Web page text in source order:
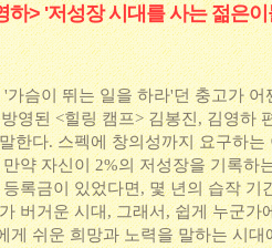
하> '저성장 시대를 사는 젊은
가슴이 뛰는 일을 하라'던 충고가
영된 <힐링 캠프> 김봉진, 김영하
한다. 스펙에 창의성까지 요구하
약 자신이 2%의 저성장을 기록하
록금이 있었다면, 몇 년의 습작 기
버거운 시대, 그래서, 쉽게 누군가
게 쉬운 희망과 노력을 말하는 시